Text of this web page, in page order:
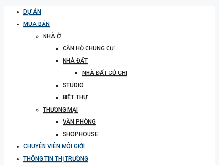
DỰ ÁN
MUA BÁN
NHÀ Ở
CĂN HỘ CHUNG CƯ
NHÀ ĐẤT
NHÀ ĐẤT CỦ CHI
STUDIO
BIỆT THỰ
THƯƠNG MẠI
VĂN PHÒNG
SHOPHOUSE
CHUYÊN VIÊN MÔI GIỚI
THÔNG TIN THỊ TRƯỜNG